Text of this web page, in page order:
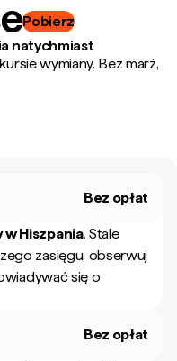
Pobierz
natychmiast
wymiany. Bez marż,
Bez opłat
wHiszpania. Stale
zasięgu, obserwuj
się o
Bez opłat